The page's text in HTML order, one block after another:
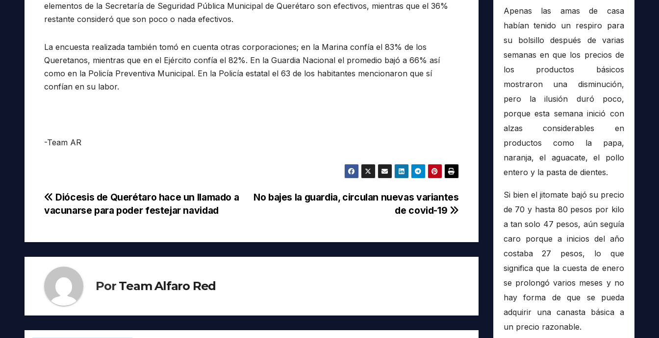
elementos de la Secretaría de Seguridad Pública Municipal de Querétaro son efectivos, mientras que el 36%
restante consideró que son poco o nada efectivos.
La encuesta realizada también tomó en cuenta otras corporaciones; en la Marina confía el 83% de los
Queretanos, mientras que en el Ejército confía el 82%. En la Guardia Nacional el promedio bajó a 66% así
como en la Policía Preventiva Municipal. En la Policía estatal el 63 de los habitantes mencionaron que sí
confían en su labor.
-Team AR
Navegación
entradas
No bajes la guardia, circulan nuevas variantes
de covid-19
Diócesis de Querétaro hace un llamado a
vacunarse para poder festejar navidad
Por Team Alfaro Red
Apenas las amas de casa
habían tenido un respiro para
su bolsillo después de varias
semanas en que los precios de
los productos básicos
mostraron una disminución,
pero la ilusión duró poco,
porque esta semana inició con
alzas considerables en
productos como la papa,
naranja, el aguacate, el pollo
entero y la pasta de dientes.
Si bien el jitomate bajó su precio
de 70 y hasta 80 pesos por kilo
a tan solo 47 pesos, aún seguía
caro porque a inicios del año
costaba 27 pesos, lo que
significa que la cuesta de enero
se prolongó varios meses y no
hay forma de que se pueda
adquirir una canasta básica a
un precio razonable.